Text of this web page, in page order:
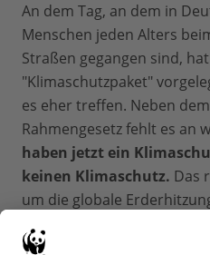
An dem Tag, an dem in
Menschen jeden Alters
Straßen gegangen sind,
"Klimaschutzpaket"
es eher treffen. Neben
Rahmengesetz fehlt es an
haben jetzt ein
keinen Klimaschutz. Das
um die globale